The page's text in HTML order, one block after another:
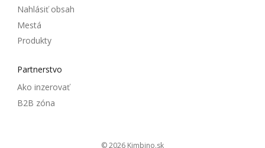
Nahlásiť obsah
Mestá
Produkty
Partnerstvo
Ako inzerovať
B2B zóna
© 2026 kimbino.sk